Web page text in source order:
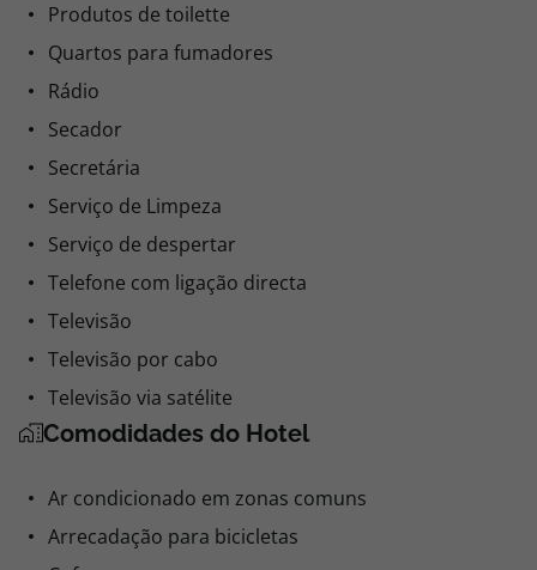
Produtos de toilette
Quartos para fumadores
Rádio
Secador
Secretária
Serviço de Limpeza
Serviço de despertar
Telefone com ligação directa
Televisão
Televisão por cabo
Televisão via satélite
Comodidades do Hotel
Ar condicionado em zonas comuns
Arrecadação para bicicletas